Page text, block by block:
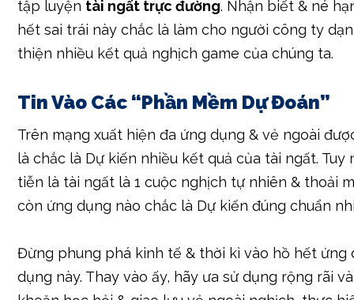
Những Sai Lầm Thường
Ngay cả hồ hết cùng hết sức đồng dân cư
thưởng thức Rất xuất hiện thể bận rộn nên hồ
tập luyện tài ngất trực đường. Nhận biết & né
hết sai trái này chắc là làm cho người công ty
thiện nhiều kết quả nghịch game của chúng ta.
Tin Vào Các “Phần Mềm Dự Đoán”
Trên mạng xuất hiện đa ứng dụng & vẻ ngoài